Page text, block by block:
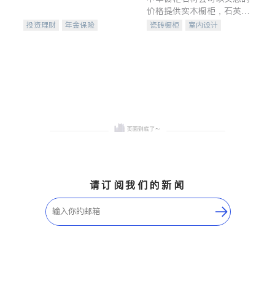
合，助力客户实现目标
投资理财
年金保险
价格提供实木橱柜，石英石
台面，多种优质不锈钢水
瓷砖橱柜
室内设计
请订阅我们的新闻